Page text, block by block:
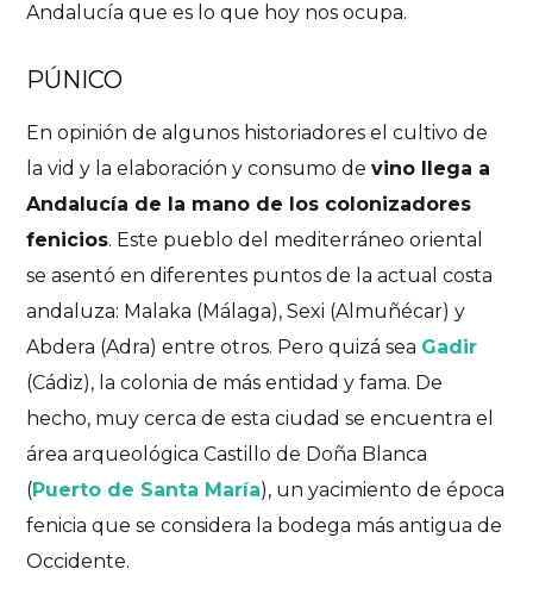
Andalucía que es lo que hoy nos ocupa.
PÚNICO
En opinión de algunos historiadores el cultivo de
la vid y la elaboración y consumo devino llega a
Andalucía de la mano de los colonizadores
fenicios. Este pueblo del mediterráneo oriental
se asentó en diferentes puntos de la actual costa
andaluza: Malaka (Málaga), Sexi (Almuñécar) y
Abdera (Adra) entre otros. Pero quizá sea Gadir
(Cádiz), la colonia de más entidad y fama. De
hecho, muy cerca de esta ciudad se encuentra el
área arqueológica Castillo de Doña Blanca
(Puerto de Santa María), un yacimiento de época
fenicia que se considera la bodega más antigua de
Occidente.